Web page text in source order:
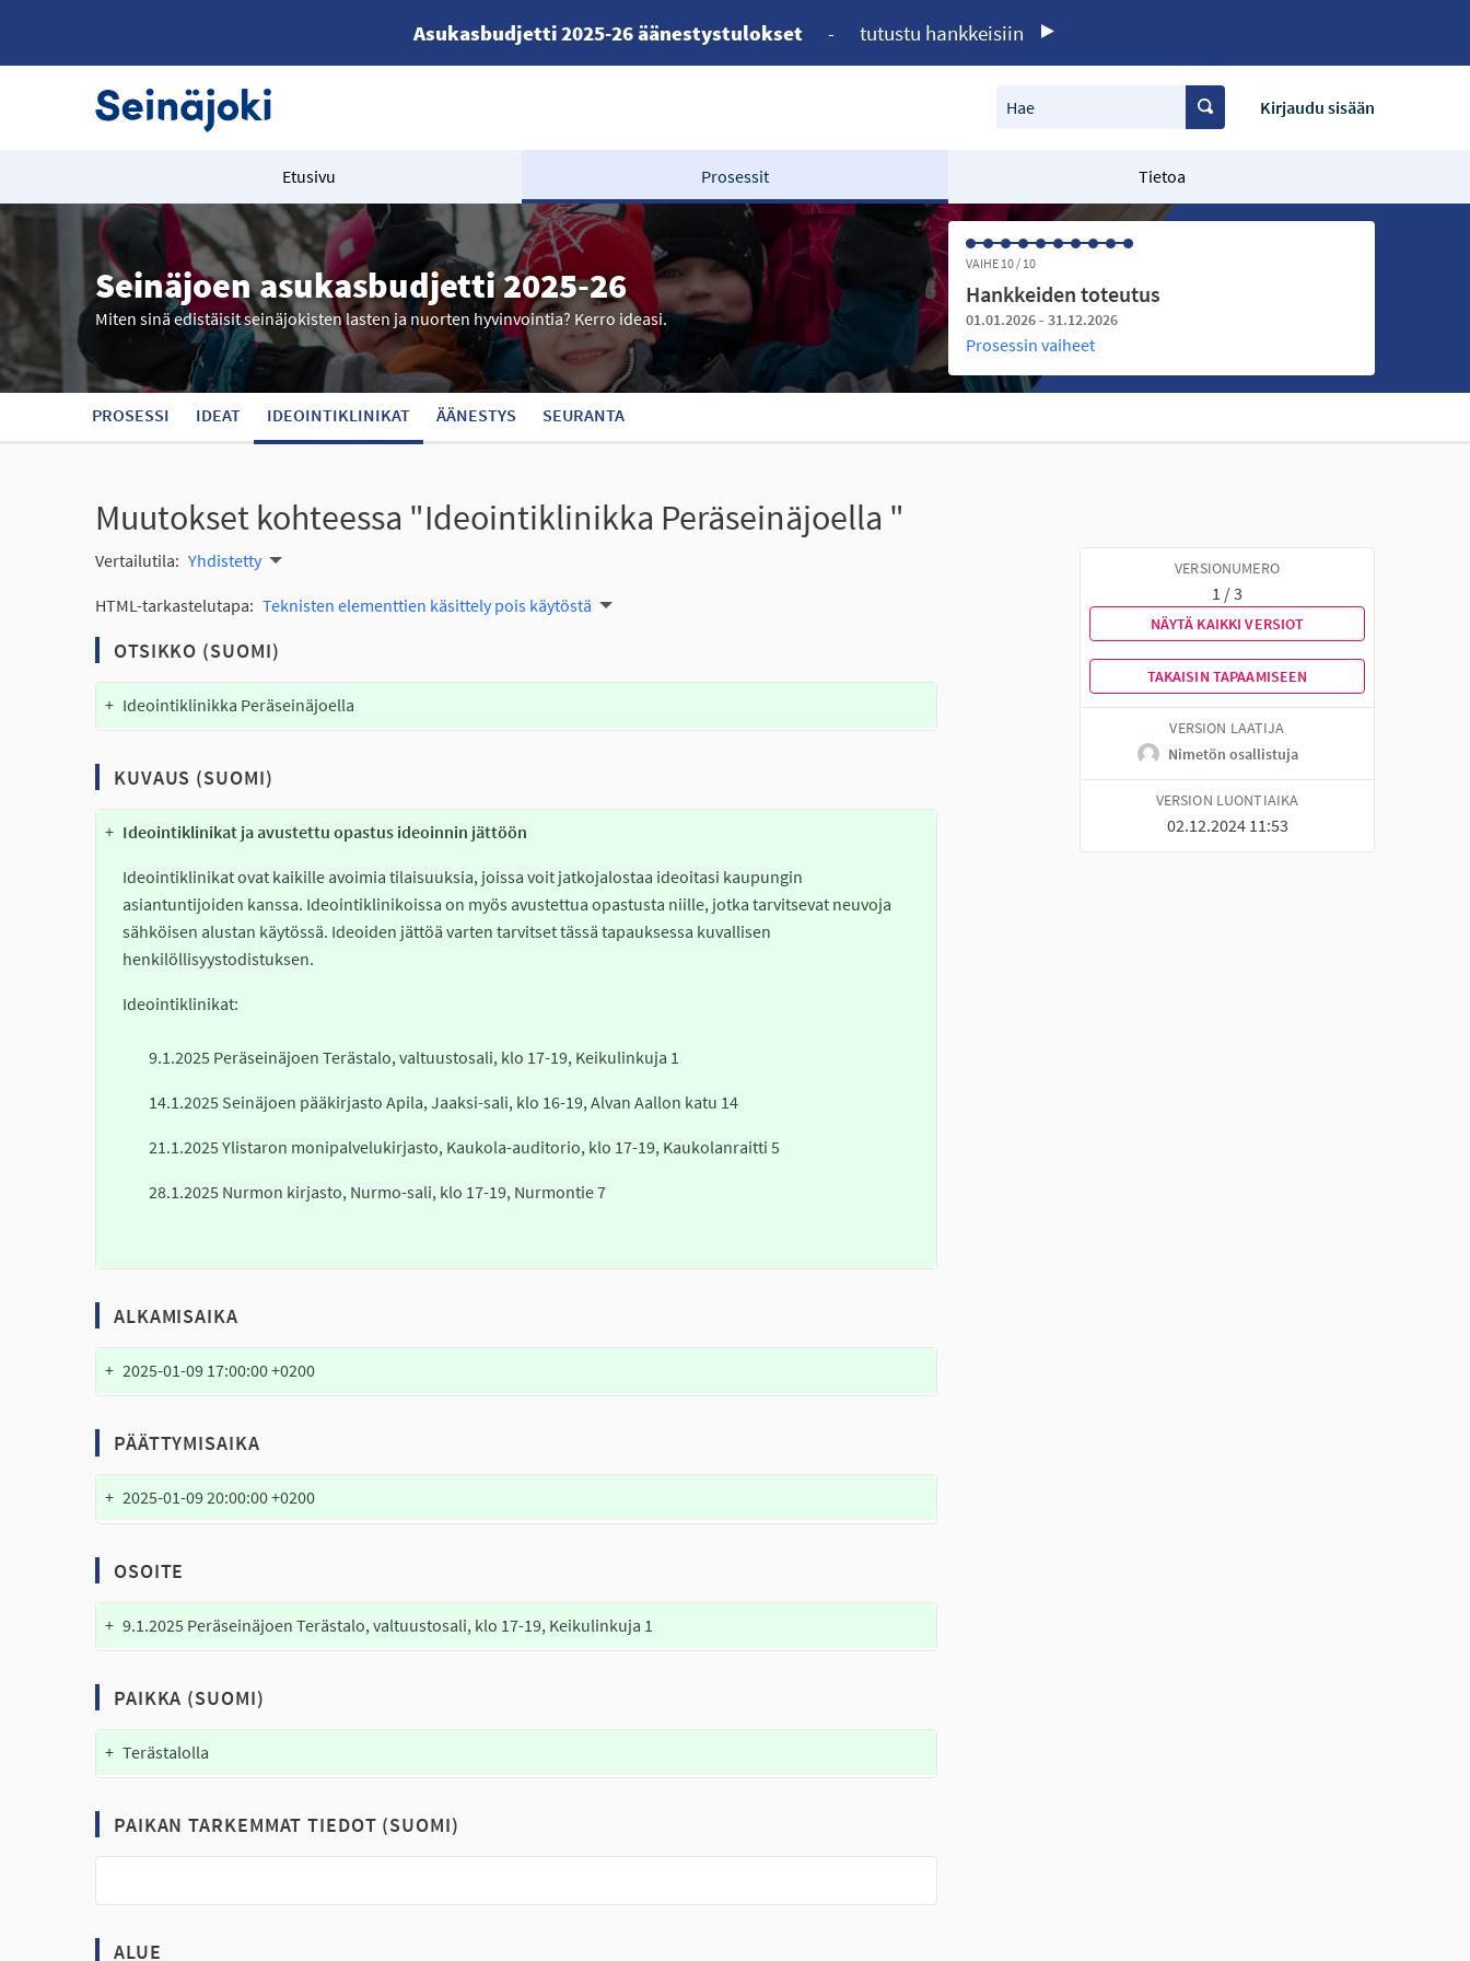
Asukasbudjetti 2025-26 äänestystulokset - tutustu hankkeisiin
Hae Kirjaudu sisään
Etusivu Prosessit Tietoa
Seinäjoen asukasbudjetti 2025-26
Miten sinä edistäisit seinäjokisten lasten ja nuorten hyvinvointia? Kerro ideasi.
VAIHE 10 / 10
Hankkeiden toteutus
01.01.2026 - 31.12.2026
Prosessin vaiheet
PROSESSI IDEAT IDEOINTIKLINIKAT ÄÄNESTYS SEURANTA
Muutokset kohteessa "Ideointiklinikka Peräseinäjoella "
Vertailutila: Yhdistetty
HTML-tarkastelutapa: Teknisten elementtien käsittely pois käytöstä
OTSIKKO (SUOMI)
+ Ideointiklinikka Peräseinäjoella
KUVAUS (SUOMI)
+ Ideointiklinikat ja avustettu opastus ideoinnin jättöön
Ideointiklinikat ovat kaikille avoimia tilaisuuksia, joissa voit jatkojalostaa ideoitasi kaupungin
asiantuntijoiden kanssa. Ideointiklinikoissa on myös avustettua opastusta niille, jotka tarvitsevat neuvoja
sähköisen alustan käytössä. Ideoiden jättöä varten tarvitset tässä tapauksessa kuvallisen
henkilöllisyystodistuksen.
Ideointiklinikat:
9.1.2025 Peräseinäjoen Terästalo, valtuustosali, klo 17-19, Keikulinkuja 1
14.1.2025 Seinäjoen pääkirjasto Apila, Jaaksi-sali, klo 16-19, Alvan Aallon katu 14
21.1.2025 Ylistaron monipalvelukirjasto, Kaukola-auditorio, klo 17-19, Kaukolanraitti 5
28.1.2025 Nurmon kirjasto, Nurmo-sali, klo 17-19, Nurmontie 7
ALKAMISAIKA
+ 2025-01-09 17:00:00 +0200
PÄÄTTYMISAIKA
+ 2025-01-09 20:00:00 +0200
OSOITE
+ 9.1.2025 Peräseinäjoen Terästalo, valtuustosali, klo 17-19, Keikulinkuja 1
PAIKKA (SUOMI)
+ Terästalolla
PAIKAN TARKEMMAT TIEDOT (SUOMI)
ALUE
VERSIONUMERO
1 / 3
NÄYTÄ KAIKKI VERSIOT
TAKAISIN TAPAAMISEEN
VERSION LAATIJA
Nimetön osallistuja
VERSION LUONTIAIKA
02.12.2024 11:53